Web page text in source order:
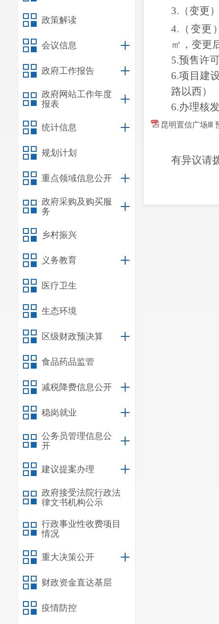
政策解读
会议信息
政府工作报告
政府网站工作年度
报表
统计信息
规划计划
重点领域信息公开
政府采购及购买服
务
乡村振兴
义务教育
医疗卫生
生态环境
区级财政预决算
食品药品监管
减税降费信息公开
稳岗就业
公务员管理信息公
开
建议提案办理
政府接受法院行政法
律文书机构公示
行政事业性收费项目
情况
重大决策公开
财政资金直达基层
疫情防控
3.（变更
4.（变更
㎡，变更
5.预售许
6.项目建
路以西）
6.办理核
昆明置信广场Ⅲ
有异议请